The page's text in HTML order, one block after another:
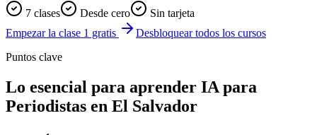
7 clases Desde cero
Sin tarjeta
Empezar la clase 1 gratis
Desbloquear todos los cursos
Puntos clave
Lo esencial para aprender IA para
Periodistas en El Salvador